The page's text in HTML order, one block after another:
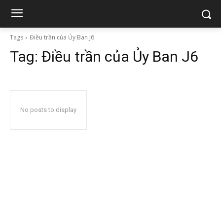
Tags Điều trần của Ủy Ban J6
Tag: Điều trần của Ủy Ban J6
No posts to display